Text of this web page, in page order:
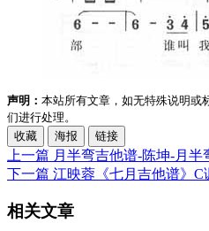
声明： 本站所有文章，如无特殊说明或
们进行处理。
收藏
海报 链接
上一篇 月半弯吉他谱-陈坤-月
下一篇 江映蓉《七月吉他谱》C
相关文章